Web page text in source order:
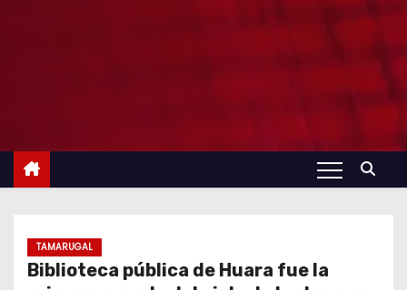
TAMARUGAL
Biblioteca pública de Huara fue la